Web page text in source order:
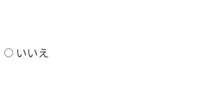
いいえ